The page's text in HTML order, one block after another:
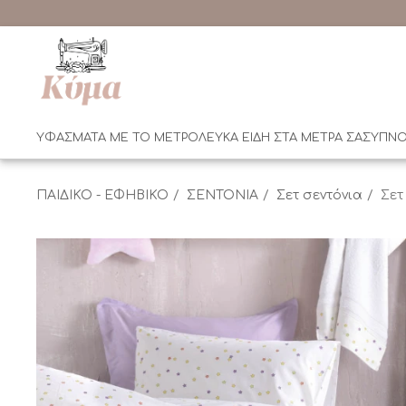
ΥΦΑΣΜΑΤΑ ΜΕ ΤΟ ΜΕΤΡΟΛΕΥΚΑ ΕΙΔΗ ΣΤΑ ΜΕΤΡΑ ΣΑΣ
ΠΑΙΔΙΚΟ - ΕΦΗΒΙΚΟ ΣΕΝΤΟΝΙΑ Σετ σεντόνια